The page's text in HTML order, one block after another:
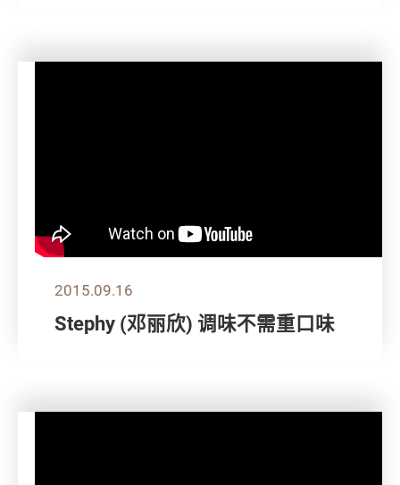
2015.09.16
Stephy (邓丽欣) 调味不需重口味